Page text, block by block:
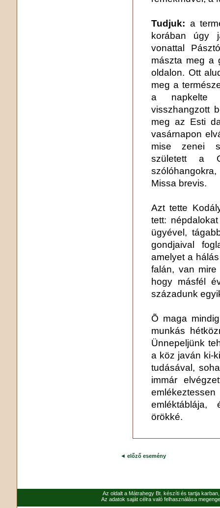
Tudjuk: a
korában úgy
vonattal
mászta meg a
oldalon. Ott
meg a
a napkelte
visszhangzott
meg az Esti
vasárnapon
mise zenei
született a
Missa brevis.
Azt tette
tett:
ügyével,
gondjaival
amelyet a
falán, van mire
hogy másfél
századunk
Õ maga
munkás
Ünnepeljünk
a köz javán ki-
tudásával,
immár
emléktáblája,
örökké.
◄ előző esemény
Az oldalt a Mátrahegy Bt. készíti és tartja
Az adatok saját célra való felhasználása